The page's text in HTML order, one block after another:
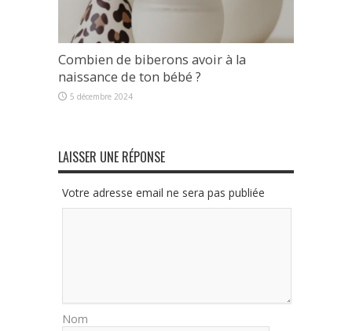
Combien de biberons avoir à la
naissance de ton bébé ?
5 décembre 2024
LAISSER UNE RÉPONSE
Votre adresse email ne sera pas publiée
Nom